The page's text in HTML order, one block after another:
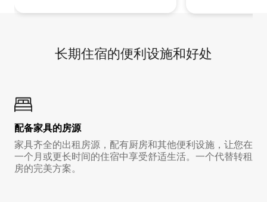
长期住宿的便利设施和好处
配备家具的房源
家具齐全的出租房源，配有厨房和其他便利设施，让您在
一个月或更长时间的住宿中享受舒适生活。一个代替转租
房的完美方案。